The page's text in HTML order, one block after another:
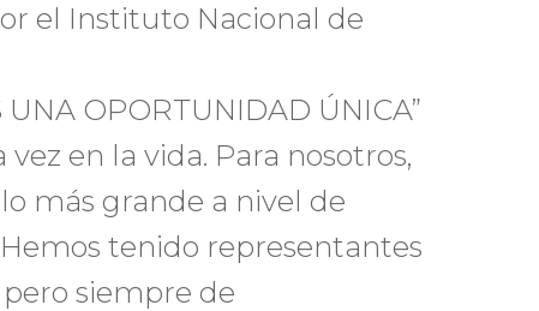
el Instituto Nacional de
UNA OPORTUNIDAD ÚNICA”
en la vida. Para nosotros,
más grande a nivel de
tenido representantes
siempre de